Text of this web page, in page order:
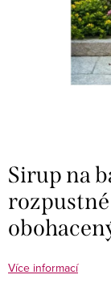
Sirup na
Více informací